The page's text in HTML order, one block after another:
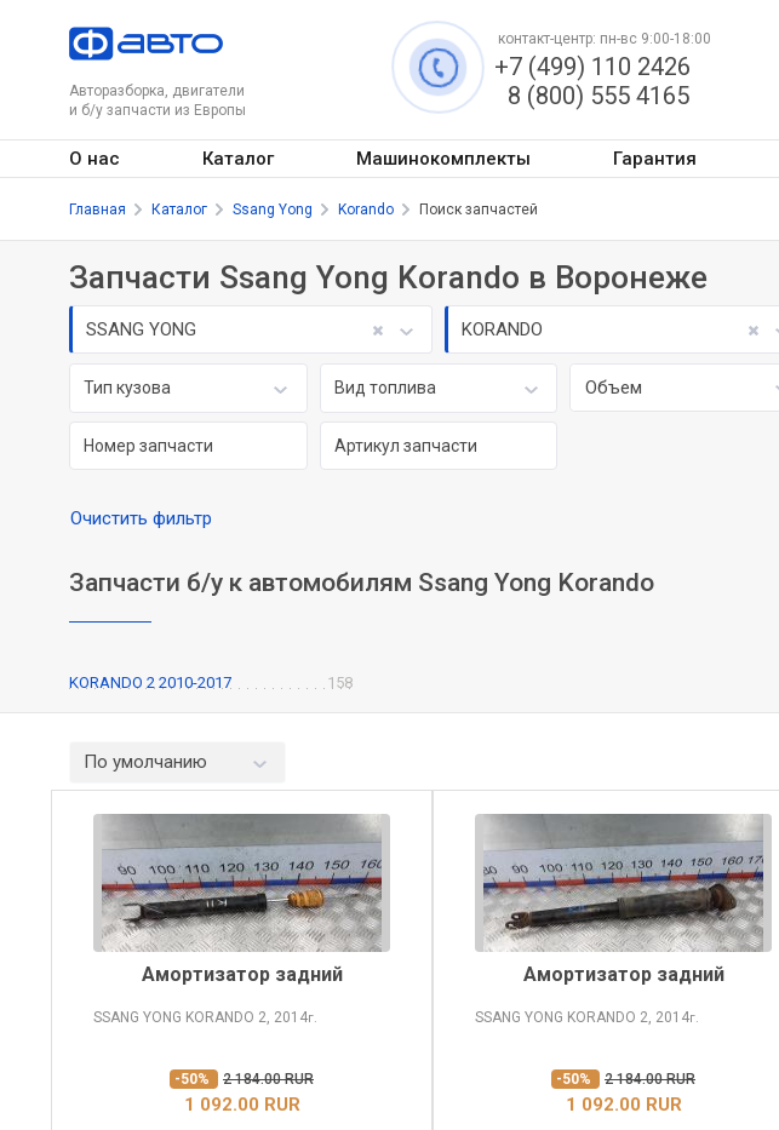
Авторазборка, двигатели
и б/у запчасти из Европы
контакт-центр: пн-вс 9:00-18:00
+7 (499) 110 2426
8 (800) 555 4165
О нас Каталог Машинокомплекты Гарантия
Главная Каталог Ssang Yong Korando Поиск запчастей
Запчасти Ssang Yong Korando в Воронеже
SSANG YONG KORANDO
Тип кузова Вид топлива Объем
Очистить фильтр
Запчасти б/у к автомобилям Ssang Yong Korando
KORANDO 2 2010-2017 158
По умолчанию
Амортизатор задний
SSANG YONG KORANDO 2, 2014г.
-50% 2 184.00 RUR
1 092.00 RUR
Амортизатор задний
SSANG YONG KORANDO 2, 2014г.
-50% 2 184.00 RUR
1 092.00 RUR